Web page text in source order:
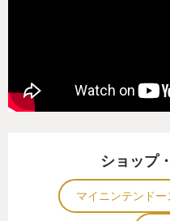
ショップ
マイニンテンドー